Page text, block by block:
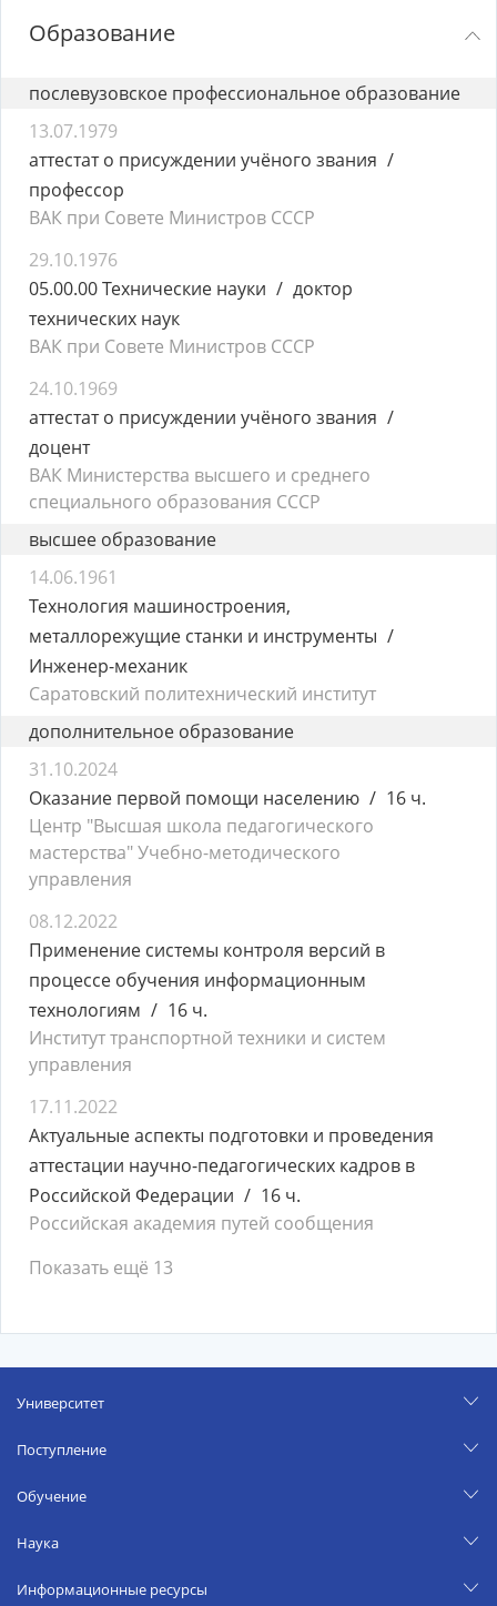
Образование
послевузовское профессиональное образование
13.07.1979
аттестат о присуждении учёного звания
профессор
ВАК при Совете Министров СССР
29.10.1976
05.00.00 Технические науки
доктор
технических наук
ВАК при Совете Министров СССР
24.10.1969
аттестат о присуждении учёного звания
доцент
ВАК Министерства высшего и среднего
специального образования СССР
высшее образование
14.06.1961
Технология машиностроения,
металлорежущие станки и инструменты
Инженер-механик
Саратовский политехнический институт
дополнительное образование
31.10.2024
Оказание первой помощи населению
16 ч.
Центр "Высшая школа педагогического
мастерства" Учебно-методического
управления
08.12.2022
Применение системы контроля версий в
процессе обучения информационным
технологиям
16 ч.
Институт транспортной техники и систем
управления
17.11.2022
Актуальные аспекты подготовки и проведения
аттестации научно-педагогических кадров в
Российской Федерации
16 ч.
Российская академия путей сообщения
Показать ещё 13
Университет
Поступление
Обучение
Наука
Информационные ресурсы